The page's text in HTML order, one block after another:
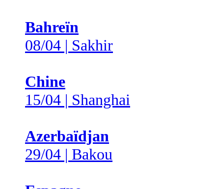
Bahreïn
08/04 | Sakhir
Chine
15/04 | Shanghai
Azerbaïdjan
29/04 | Bakou